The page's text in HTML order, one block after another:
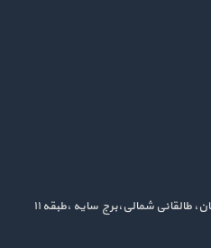
کرج ،میدان آزادگان، طالقانی شمالی،برج سایه ،طبقه ۱۱